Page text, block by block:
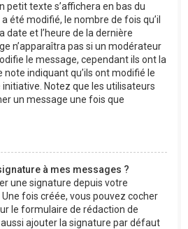
petit texte s’affichera en bas du
été modifié, le nombre de fois qu’il
date et l’heure de la dernière
n’apparaîtra pas si un modérateur
le message, cependant ils ont la
note indiquant qu’ils ont modifié le
Notez que les utilisateurs
un message une fois que
à mes messages ?
une signature depuis votre
fois créée, vous pouvez cocher
le formulaire de rédaction de
ajouter la signature par défaut